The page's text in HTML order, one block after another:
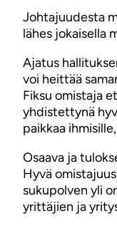
Johtajuudesta
lähes jokaisella
Ajatus
voi heittää
Fiksu omistaja
yhdistettynä
paikkaa
Osaava ja
Hyvä
sukupolven yli
yrittäjien ja